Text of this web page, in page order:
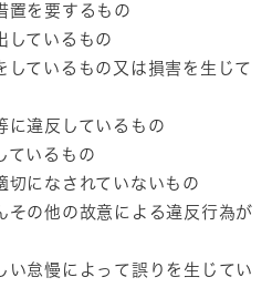
を要するもの
ているもの
ているもの又は損害を生じて
違反しているもの
いるもの
になされていないもの
の他の故意による違反行為が
怠慢によって誤りを生じてい